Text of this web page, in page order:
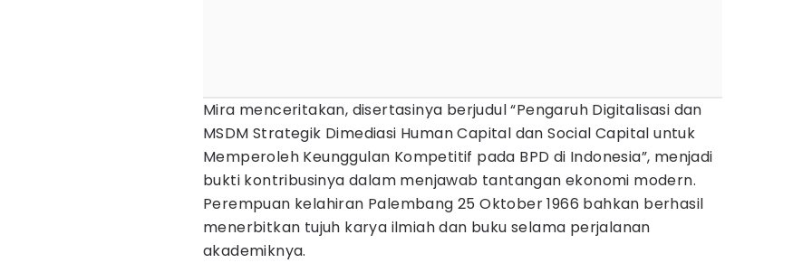
Mira menceritakan, disertasinya berjudul “Pengaruh Digitalisasi dan
MSDM Strategik Dimediasi Human Capital dan Social Capital untuk
Memperoleh Keunggulan Kompetitif pada BPD di Indonesia”, menjadi
bukti kontribusinya dalam menjawab tantangan ekonomi modern.
Perempuan kelahiran Palembang 25 Oktober 1966 bahkan berhasil
menerbitkan tujuh karya ilmiah dan buku selama perjalanan
akademiknya.